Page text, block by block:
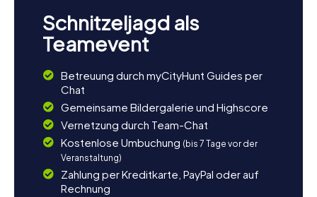
Schnitzeljagd als
Teamevent
Betreuung durch myCityHunt Guides per
Chat
Gemeinsame Bildergalerie und Highscore
Vernetzung durch Team-Chat
Kostenlose Umbuchung (bis 7 Tage vor der
Veranstaltung)
Zahlung per Kreditkarte, PayPal oder auf
Rechnung